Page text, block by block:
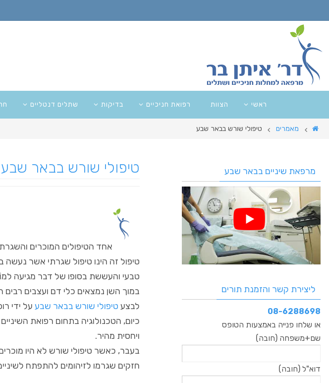
ראשי הצוות רפואת חניכיים בדיקות שתלים דנטליים
מאמרים טיפולי שורש בבאר שבע
טיפולי שורש בבאר שבע
אחד הטיפולים המוכרים
טיפול זה הינו טיפול שגרתי אשר
טבעי והעששת בסופו של דבר מגיעה
במוך השן נמצאים כלי דם ועצבים
לבצע טיפולי שורש בבאר שבע על ידי
כיום, הטכנולוגיה בתחום רפואת
ויחסית מהיר.
בעבר, כאשר טיפולי שורש לא היו
חזקים שגרמו לזיהומים להתפתח
מרפאת שיניים בבאר שבע
ליצירת קשר והזמנת תורים
08-6288698
או שלחו פנייה באמצעות הטופס
שם+משפחה (חובה)
דוא"ל (חובה)